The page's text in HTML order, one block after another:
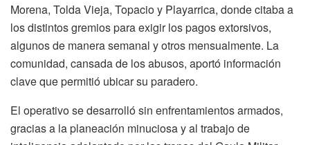
Morena, Tolda Vieja, Topacio y Playarrica, donde citaba a
los distintos gremios para exigir los pagos extorsivos,
algunos de manera semanal y otros mensualmente. La
comunidad, cansada de los abusos, aportó información
clave que permitió ubicar su paradero.
El operativo se desarrolló sin enfrentamientos armados,
gracias a la planeación minuciosa y al trabajo de